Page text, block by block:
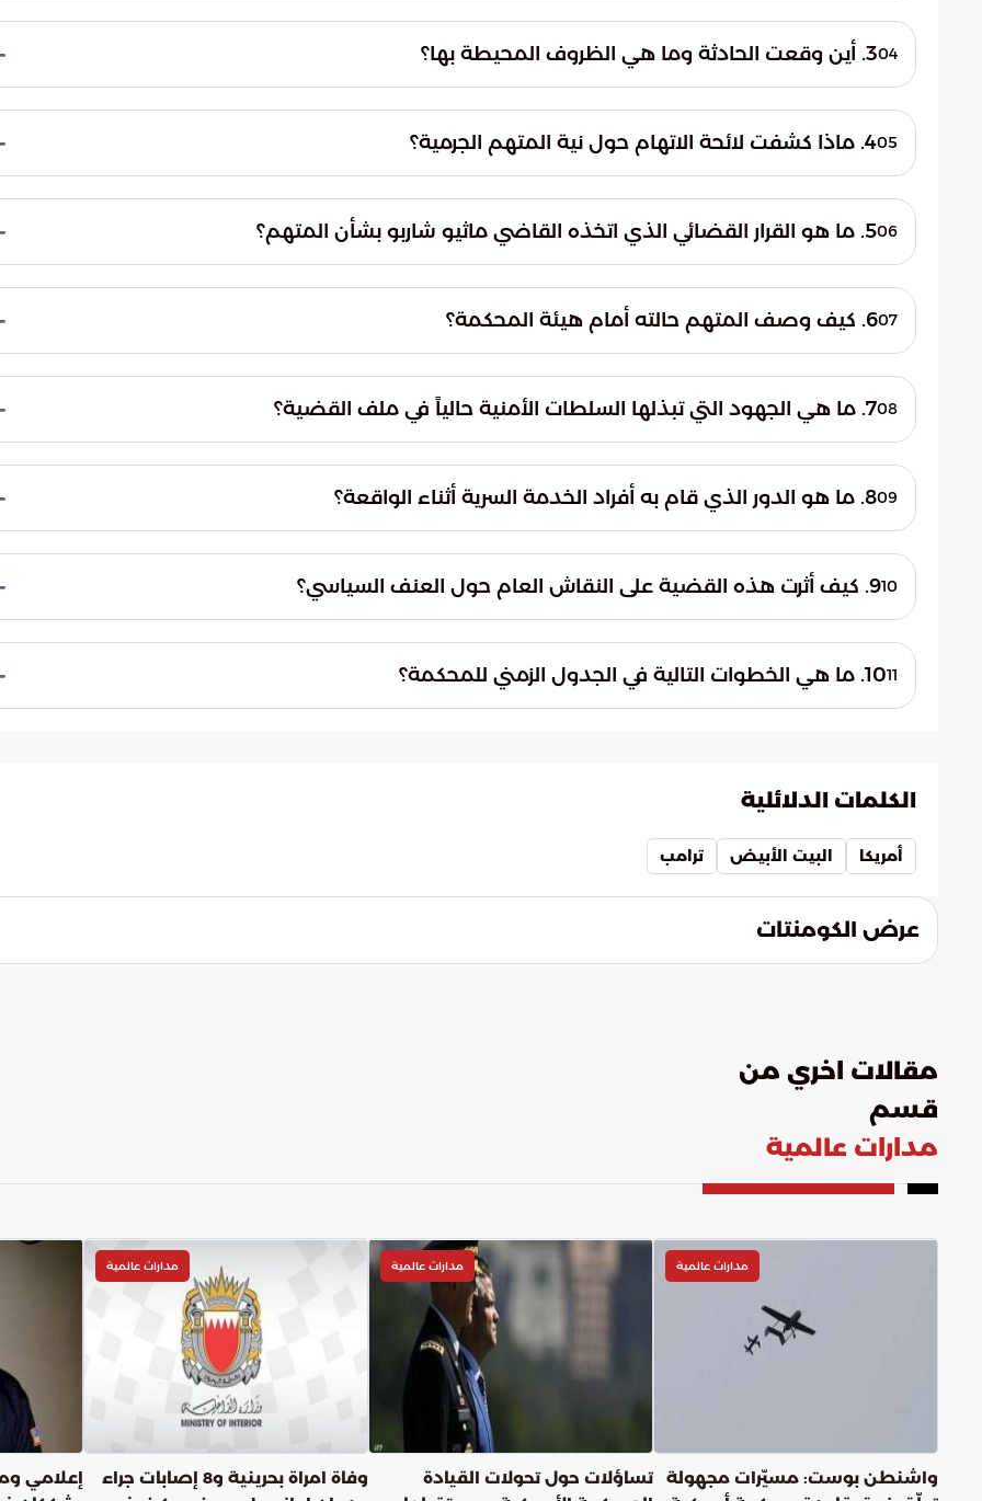
قانوني، وارتكاب فعل عدائي ضد موظف حكومي أثناء أداء مهامه الرسمية، وذلك بعد محاولته اختراق043. أين وقعت الحادثة وما هي الظروف المحيطة بها؟
المسؤولين. حاول المتهم خلالها اختراق الإجراءات الأمنية الصارمة، وقام بإطلاق النار صوب أحد أفراد
الخدمة السرية المسؤولين عن تأمين الموقع.
054. ماذا كشفت لائحة الاتهام حول نية المتهم الجرمية؟
الهدف الأساسي من هذا المخطط هو تصفية الرئيس السابق بأسلوب مدروس، مما يعكس خطورة
الهجوم على استقرار المؤسسات السياسية.
065. ما هو القرار القضائي الذي اتخذه القاضي ماثيو شاربو بشأن المتهم؟
ويهدف هذا الإجراء الاحترازي إلى منع أي احتمالات للإخلال بمسار العدالة أو التأثير على سير التحقيقات076. كيف وصف المتهم حالته أمام هيئة المحكمة؟
مؤهلاته العلمية أمام القاضي، مؤكداً قدرته العقلية على استيعاب الإجراءات القانونية المتبعة في087. ما هي الجهود التي تبذلها السلطات الأمنية حالياً في ملف القضية؟
وقوع الحادثة. كما تعمل السلطات على فحص كافة الدوافع المرتبطة بالهجوم لضمان تقديم ملف
قضائي متكامل يعكس حجم الجريمة.
098. ما هو الدور الذي قام به أفراد الخدمة السرية أثناء الواقعة؟
للاستهداف المباشر برصاص المتهم أثناء محاولته التصدي لاختراق النطاق الأمني، مما أدى لاحقاً إلى109. كيف أثرت هذه القضية على النقاش العام حول العنف السياسي؟
تكويناً معرفياً وأكاديمياً عالياً. وأثارت تساؤلات حول كيفية مواجهة التحولات الفكرية التي تحول الكوادر
المتعلمة إلى أدوات لتنفيذ اعتداءات مسلحة.
1110. ما هي الخطوات التالية في الجدول الزمني للمحكمة؟
في مسارها الصحيح نظراً لحساسيتها الكبيرة.
الكلمات الدلائلية
أمريكا البيت الأبيض ترامب
عرض الكومنتات
مقالات اخري من
قسم
مدارات عالمية
مدارات عالمية
واشنطن بوست: مسيّرات مجهولة
مدارات عالمية
تساؤلات حول تحولات القيادة
مدارات عالمية
وفاة امراة بحرينية و8 إصابات جراء
إعلامي